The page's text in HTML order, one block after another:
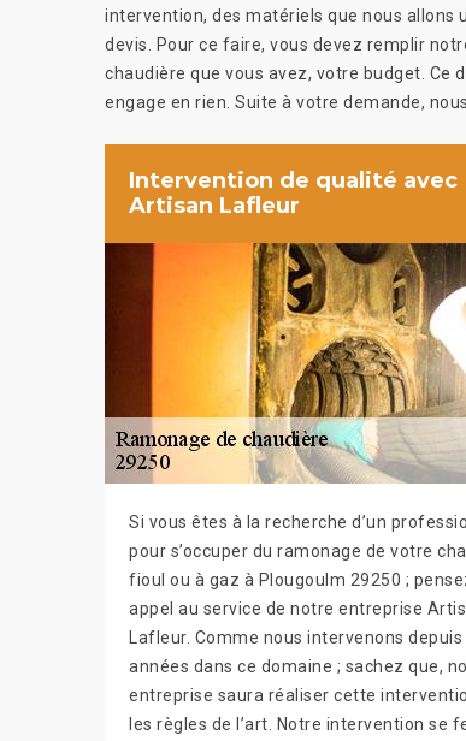
intervention, des matériels que nous allons
devis. Pour ce faire, vous devez remplir
chaudière que vous avez, votre budget.
engage en rien. Suite à votre demande,
Intervention de qualité avec
Artisan Lafleur
Si vous êtes à la recherche d’un
pour s’occuper du ramonage de votre
fioul ou à gaz à Plougoulm 29250 ;
appel au service de notre entreprise
Lafleur. Comme nous intervenons depuis
années dans ce domaine ; sachez que,
entreprise saura réaliser cette
les règles de l’art. Notre intervention se